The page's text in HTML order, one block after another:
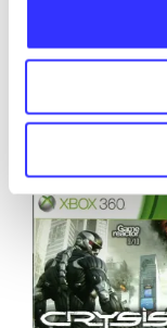
Minder om